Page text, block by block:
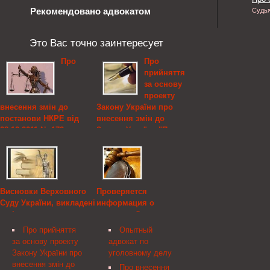
Рекомендовано адвокатом
Это Вас точно заинтересует
Про
внесення змін до
постанови НКРЕ від
28.12.2011 № 172,
що здійснює державне
регулювання у сфері
енергетики
Про внесення змін до
постанови НКРЕ від
Відповідно до Законів
України «Про засади
функціонування ринку
природного газу» ( 2467-
Висновки Верховного
Суду України, викладені
в рішеннях,
передбаченої п. 1 ч. 1
ст. 400-12 КПК України
1960 року, за І півріччя
2013 р., Верховний Суд
Про прийняття
за основу проекту
Закону України про
внесення змін до
Про
прийняття
за основу
проекту
Закону України про
внесення змін до
Закону України "Про
вкладів фізичних осіб"
щодо вдосконалення
діяльності Фонду
гарантування вкладів
фізичних осіб та
встановлення
граничного розміру
відшкодування вкладів,
Верховна Рада України
Проверяется
информация о
возможной
причастности
сотрудничеству с
сепаратистами, - ГПУ
Опытный
адвокат по
уголовному делу
Про внесення